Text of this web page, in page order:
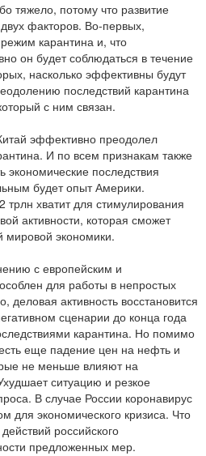
тяжело, потому что развитие
факторов. Во-первых,
карантина и, что
он будет соблюдаться в течение
насколько эффективны будут
последствий карантина
с ним связан.
эффективно преодолел
И по всем признакам также
последствия
будет опыт Америки.
хватит для стимулирования
активности, которая сможет
мировой экономики.
с европейским и
для работы в непростых
деловая активность восстановится
сценарии до конца года
карантина. Но помимо
еще падение цен на нефть и
не меньше влияют на
ситуацию и резкое
В случае России коронавирус
для экономического кризиса. Что
российского
предложенных мер.